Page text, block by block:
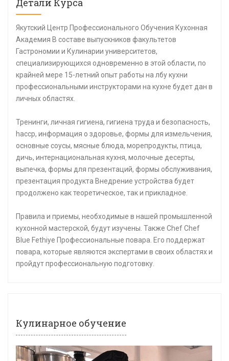
Детали Курса
Якутский Центр Профессионального Обучения Кухонная
Академия В составе выпускников факультетов
Гастрономии и Кулинарии университетов,
специализирующихся одновременно в этой области, по
крайней мере 15-летний опыт работы на лбу кухни
профессиональными инструкторами на кухне будет дан в
личных областях.
Тренинги, личная гигиена, гигиена труда и безопасность,
haccp, информация о здоровье, формы для измельчения,
основные соусы, мясные блюда, морепродукты, птица,
дичь, интернациональная кухня, молочные десерты,
выпечка, формы для презентаций, формы обслуживания,
презентация продукта Внедрение устройства будет
продолжено как теоретическое, так и прикладное.
Правила и приемы, необходимые в нашей промышленной
кухонной мастерской, будут изучены. Также Chef Chef
Blue Fethiye Профессиональные повара. Его поддержат
повара, которые являются экспертами в своих областях и
пройдут профессиональную подготовку.
Кулинарное обучение